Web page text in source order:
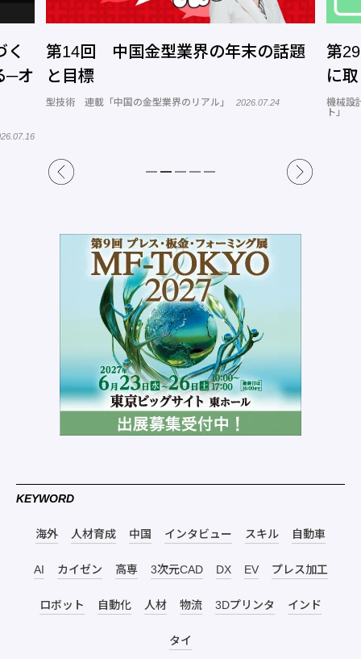
く
─オ
第14回 中国金型業界の年末の話題
と目標
型技術 連載「中国の金型業界のリアル」 2026.07.24
第
に
機械設
ト」
KEYWORD
海外 人材育成 中国 インタビュー スキル 自動車
AI カイゼン 高専 3次元CAD DX EV プレス加工
ロボット 自動化 人材 物流 3Dプリンタ インド
タイ